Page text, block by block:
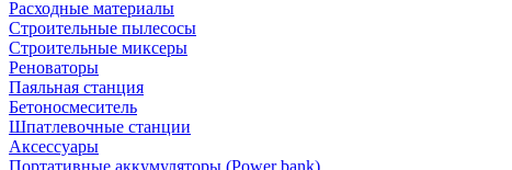
Расходные материалы
Строительные пылесосы
Строительные миксеры
Реноваторы
Паяльная станция
Бетоносмеситель
Шпатлевочные станции
Аксессуары
Портативные аккумуляторы (Power bank)